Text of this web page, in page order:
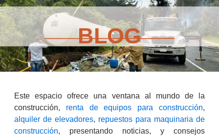
BLOG
Este espacio ofrece una ventana al mundo de la
construcción, renta de equipos para construcción,
alquiler de elevadores, repuestos para maquinaria de
construcción, presentando noticias, y consejos